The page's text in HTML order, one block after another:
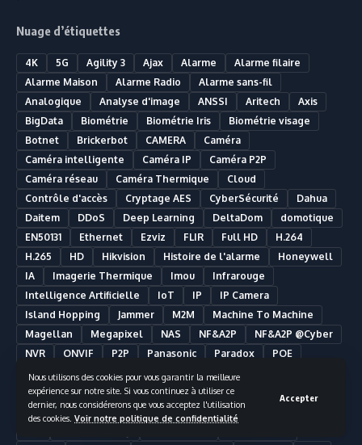
Nous utilisons des cookies pour vous garantir la meilleure
expérience sur notre site. Si vous continuez à utiliser ce
dernier, nous considérerons que vous acceptez l'utilisation
des cookies. Voir notre politique de confidentialité
Accepter
Nuage d’étiquettes
4K 5G Agility 3 Ajax Alarme
Alarme filaire
Alarme Maison
Alarme Radio
Alarme sans-fil
Analogique
Analyse d'image ANSSI Aritech
Axis
BigData
Biométrie Biométrie Iris
Biométrie visage
Botnet
Brickerbot CAMERA
Caméra
Caméra intelligente
Caméra IP
Caméra P2P
Caméra réseau
Caméra Thermique
Cloud
Contrôle d'accès
Cryptage AES CyberSécurité
Dahua
Daitem
DDoS Deep Learning DeltaDom
domotique
EN50131
Ethernet Ezviz FLIR Full HD
H.264
H.265
HD Hikvision Histoire de l'alarme
Honeywell
IA
Imagerie Thermique Imou
Infrarouge
Intelligence Artificielle
IoT IP
IP Camera
Island Hopping
Jammer M2M
Machine To Machine
Magellan
Megapixel NAS NF&A2P
NF&A2P @Cyber
NVR
ONVIF P2P Panasonic Paradox
POE
PowerMaster
Radio Frequency
RAID
Reconnaissance faciale
RFID RGPD
Rolling Code
RTC SDR Securité Seriee